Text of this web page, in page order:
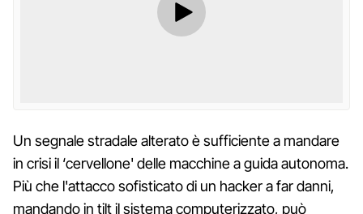
Un segnale stradale alterato è sufficiente a mandare
in crisi il ‘cervellone' delle macchine a guida autonoma.
Più che l'attacco sofisticato di un hacker a far danni,
mandando in tilt il sistema computerizzato, può